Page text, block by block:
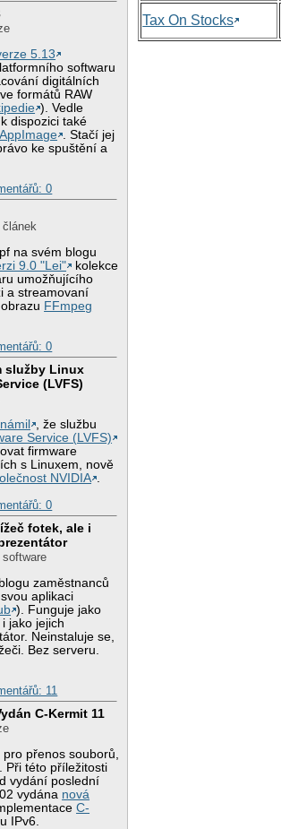
5.13
softwaru
digitálních
formátů RAW
). Vedle
dispozici také
AppImage . Stačí jej
ke spuštění a
0
na svém blogu
9.0 "Lei"
kolekce
umožňujícího
a streamovaní
FFmpeg
0
služby Linux
(LVFS)
, že službu
Service (LVFS)
firmware
s Linuxem, nově
NVIDIA .
0
fotek, ale i
zaměstnanců
svou aplikaci
). Funguje jako
jako jejich
Neinstaluje se,
Bez serveru.
11
C-Kermit 11
pro přenos souborů,
. Při této příležitosti
vydání poslední
vydána nová
C-
IPv6.
Tax On Stocks